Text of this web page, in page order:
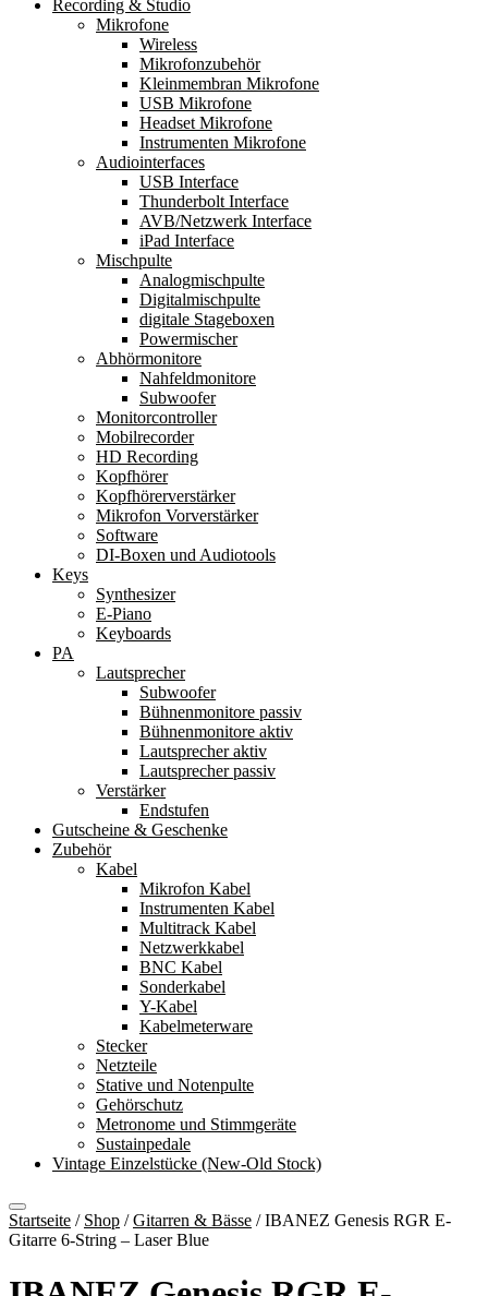
Recording & Studio
Mikrofone
Wireless
Mikrofonzubehör
Kleinmembran Mikrofone
USB Mikrofone
Headset Mikrofone
Instrumenten Mikrofone
Audiointerfaces
USB Interface
Thunderbolt Interface
AVB/Netzwerk Interface
iPad Interface
Mischpulte
Analogmischpulte
Digitalmischpulte
digitale Stageboxen
Powermischer
Abhörmonitore
Nahfeldmonitore
Subwoofer
Monitorcontroller
Mobilrecorder
HD Recording
Kopfhörer
Kopfhörerverstärker
Mikrofon Vorverstärker
Software
DI-Boxen und Audiotools
Keys
Synthesizer
E-Piano
Keyboards
PA
Lautsprecher
Subwoofer
Bühnenmonitore passiv
Bühnenmonitore aktiv
Lautsprecher aktiv
Lautsprecher passiv
Verstärker
Endstufen
Gutscheine & Geschenke
Zubehör
Kabel
Mikrofon Kabel
Instrumenten Kabel
Multitrack Kabel
Netzwerkkabel
BNC Kabel
Sonderkabel
Y-Kabel
Kabelmeterware
Stecker
Netzteile
Stative und Notenpulte
Gehörschutz
Metronome und Stimmgeräte
Sustainpedale
Vintage Einzelstücke (New-Old Stock)
Startseite / Shop /Gitarren & Bässe /IBANEZ Genesis RGR E-
Gitarre 6-String – Laser Blue